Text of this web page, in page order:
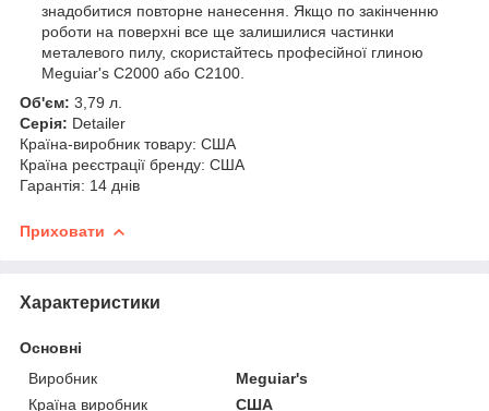
знадобитися повторне нанесення. Якщо по закінченню
роботи на поверхні все ще залишилися частинки
металевого пилу, скористайтесь професійної глиною
Meguiar's C2000 або C2100.
Об'єм: 3,79 л.
Серія: Detailer
Країна-виробник товару: США
Країна реєстрації бренду: США
Гарантія: 14 днів
Приховати
Характеристики
Основні
Виробник
Meguiar's
Країна виробник
США